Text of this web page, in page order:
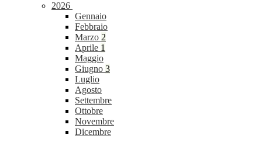
2026
Gennaio
Febbraio
Marzo 2
Aprile 1
Maggio
Giugno 3
Luglio
Agosto
Settembre
Ottobre
Novembre
Dicembre